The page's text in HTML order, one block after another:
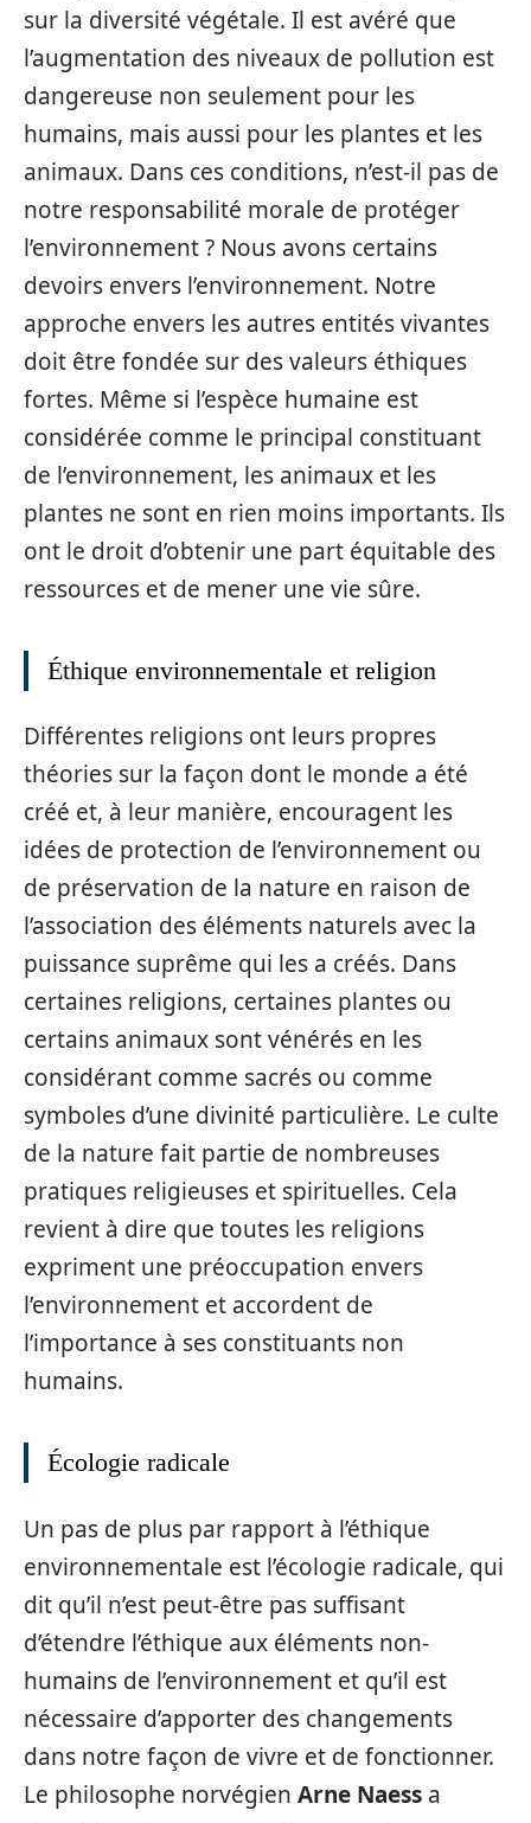
sur la diversité végétale. Il est avéré que
l’augmentation des niveaux de pollution est
dangereuse non seulement pour les
humains, mais aussi pour les plantes et les
animaux. Dans ces conditions, n’est-il pas de
notre responsabilité morale de protéger
l’environnement ? Nous avons certains
devoirs envers l’environnement. Notre
approche envers les autres entités vivantes
doit être fondée sur des valeurs éthiques
fortes. Même si l’espèce humaine est
considérée comme le principal constituant
de l’environnement, les animaux et les
plantes ne sont en rien moins importants. Ils
ont le droit d’obtenir une part équitable des
ressources et de mener une vie sûre.
Éthique environnementale et religion
Différentes religions ont leurs propres
théories sur la façon dont le monde a été
créé et, à leur manière, encouragent les
idées de protection de l’environnement ou
de préservation de la nature en raison de
l’association des éléments naturels avec la
puissance suprême qui les a créés. Dans
certaines religions, certaines plantes ou
certains animaux sont vénérés en les
considérant comme sacrés ou comme
symboles d’une divinité particulière. Le culte
de la nature fait partie de nombreuses
pratiques religieuses et spirituelles. Cela
revient à dire que toutes les religions
expriment une préoccupation envers
l’environnement et accordent de
l’importance à ses constituants non
humains.
Écologie radicale
Un pas de plus par rapport à l’éthique
environnementale est l’écologie radicale, qui
dit qu’il n’est peut-être pas suffisant
d’étendre l’éthique aux éléments non-
humains de l’environnement et qu’il est
nécessaire d’apporter des changements
dans notre façon de vivre et de fonctionner.
Le philosophe norvégien Arne Naess a